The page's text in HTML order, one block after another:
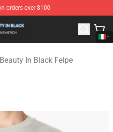
orders over $100
Beauty In Black
Beauty In Black Felpe